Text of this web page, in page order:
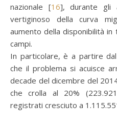
nazionale [16], durante gli
vertiginoso della curva
aumento della disponibilità in
campi.
In particolare, è a partire
che il problema si acuisce
decade del dicembre del
che crolla al 20%
registrati cresciuto a